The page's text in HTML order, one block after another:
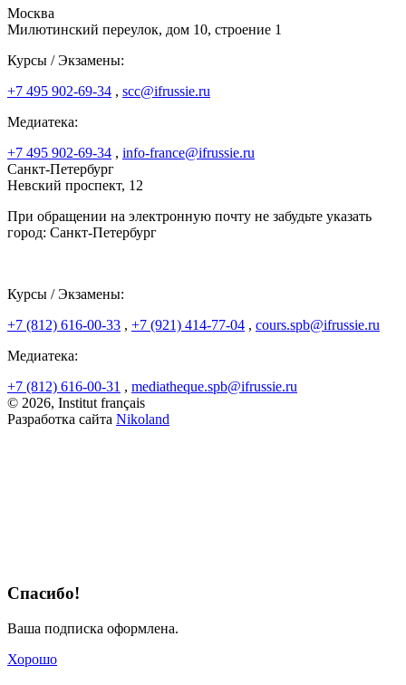
Москва
Милютинский переулок, дом 10, строение 1
Курсы / Экзамены:
+7 495 902-69-34 , scc@ifrussie.ru
Медиатека:
+7 495 902-69-34 , info-france@ifrussie.ru
Санкт-Петербург
Невский проспект, 12
При обращении на электронную почту не забудьте указать
город: Санкт-Петербург
Курсы / Экзамены:
+7 (812) 616-00-33 , +7 (921) 414-77-04 , cours.spb@ifrussie.ru
Медиатека:
+7 (812) 616-00-31 , mediatheque.spb@ifrussie.ru
© 2026, Institut français
Разработка сайта Nikoland
Спасибо!
Ваша подписка оформлена.
Хорошо